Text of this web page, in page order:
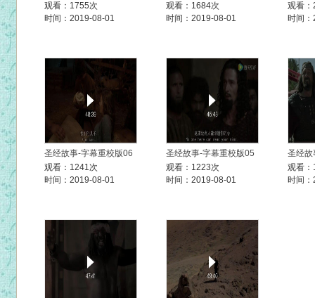
观看：1755次
时间：2019-08-01
观看：1684次
时间：2019-08-01
观看
时间
圣经故事-字幕重校版06
观看：1241次
时间：2019-08-01
圣经故事-字幕重校版05
观看：1223次
时间：2019-08-01
圣经故
观看
时间